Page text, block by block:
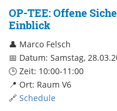
OP-TEE: Offene
Einblick
👤 Marco Felsch
📅 Datum: Samstag,
🕒 Zeit: 10:00-11:00
📍 Ort: Raum V6
🔗 Schedule